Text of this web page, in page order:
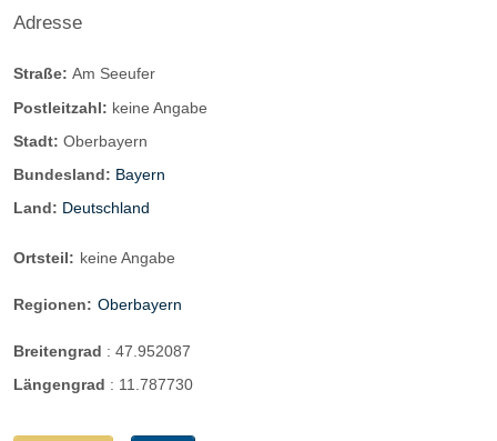
Adresse
Straße: Am Seeufer
Postleitzahl: keine Angabe
Stadt: Oberbayern
Bundesland: Bayern
Land: Deutschland
Ortsteil: keine Angabe
Regionen: Oberbayern
Breitengrad : 47.952087
Längengrad : 11.787730